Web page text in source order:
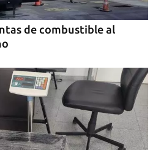
de combustible al